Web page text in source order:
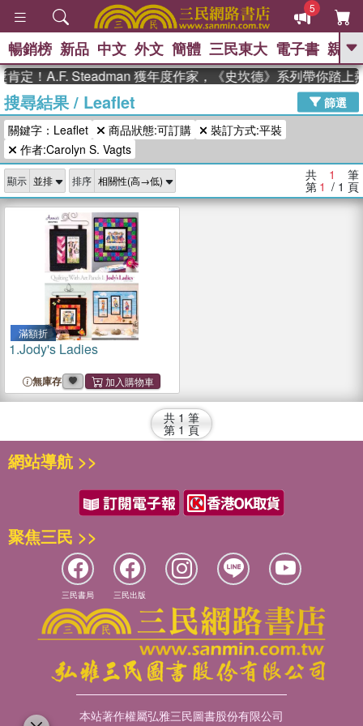
5
GO
高希均教授回憶錄
、 The Odyssey 、 父親節 、 如果歷
史是一群喵 、 暑期推薦
登輝時代 、 數學女孩：黎曼猜想 、
偉大的迷走神經
暢銷榜 新品 中文 外文 簡體 三民東大 電子書 親子
定！A.F. Steadman 獲年度作家，《史坎德》系列帶你踏上
搜尋結果/ Leaflet
篩選
關鍵字：Leaflet
商品狀態:可訂購
裝訂方式:平裝
作者:Carolyn S. Vagts
顯示 排序 共 1 筆
第 1 / 1 頁
滿額折
1.Jody's Ladies
無庫存
共 1 筆
第 1 頁
網站導航 >>
聚焦三民 >>
三民書局 三民出版
本站著作權屬弘雅三民圖書股份有限公司